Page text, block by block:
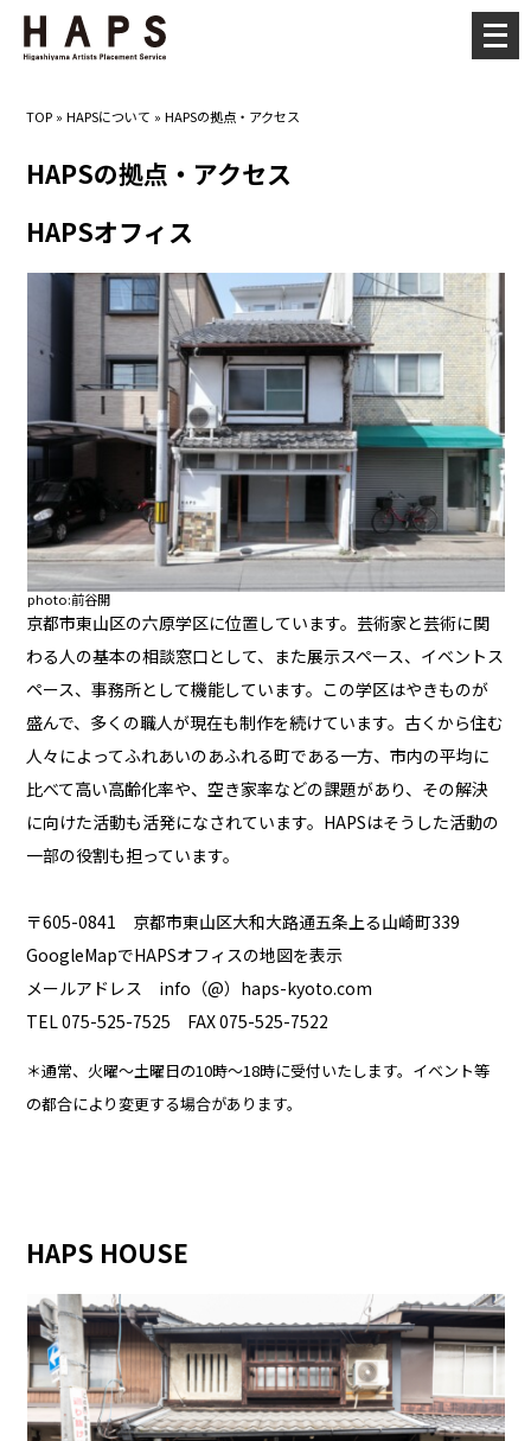
TOP »HAPSについて »HAPSの拠点・アクセス
HAPSの拠点・アクセス
HAPSオフィス
photo:前谷開
京都市東山区の六原学区に位置しています。芸術家と芸術に関
わる人の基本の相談窓口として、また展示スペース、イベントス
ペース、事務所として機能しています。この学区はやきものが
盛んで、多くの職人が現在も制作を続けています。古くから住む
人々によってふれあいのあふれる町である一方、市内の平均に
比べて高い高齢化率や、空き家率などの課題があり、その解決
に向けた活動も活発になされています。HAPSはそうした活動の
一部の役割も担っています。
〒605-0841 京都市東山区大和大路通五条上る山崎町339
GoogleMapでHAPSオフィスの地図を表示
メールアドレス info（@）haps-kyoto.com
TEL 075-525-7525 FAX 075-525-7522
＊通常、火曜〜土曜日の10時〜18時に受付いたします。イベント等
の都合により変更する場合があります。
HAPS HOUSE
メ
ニ